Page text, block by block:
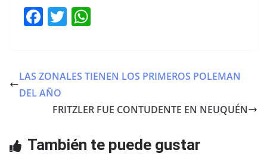
F
e
b
o
k
T
er s
p
LAS ZONALES TIENEN LOS PRIMEROS POLEMAN
DEL AÑO
FRITZLER FUE CONTUDENTE EN NEUQUÉN
También te puede gustar